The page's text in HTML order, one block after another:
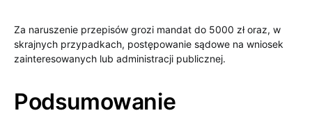
Za naruszenie przepisów grozi mandat do 5000 zł oraz, w
skrajnych przypadkach, postępowanie sądowe na wniosek
zainteresowanych lub administracji publicznej.
Podsumowanie